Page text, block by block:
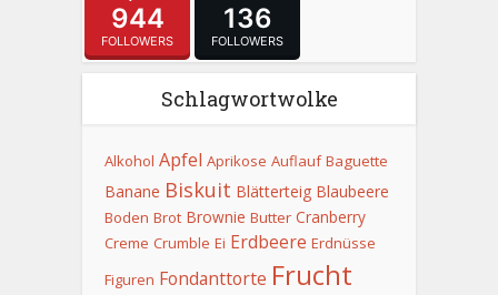
944
FOLLOWERS
136
FOLLOWERS
Schlagwortwolke
Alkohol Apfel Aprikose Auflauf Baguette
Banane Biskuit Blätterteig Blaubeere
Boden Brot Brownie Butter Cranberry
Creme Crumble Ei Erdbeere Erdnüsse
Figuren Fondanttorte Frucht